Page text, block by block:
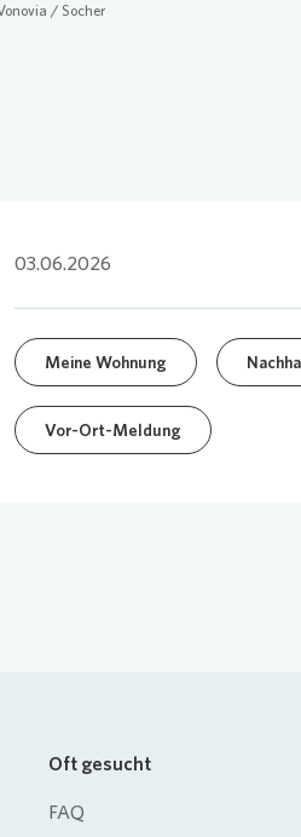
/ Socher
03.06.2026
Meine Wohnung
Vor-Ort-Meldung
Oft gesucht
FAQ